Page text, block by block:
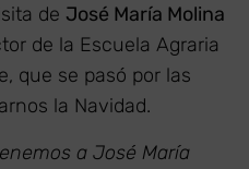
de José María Molina
de la Escuela Agraria
que se pasó por las
la Navidad.
a José María